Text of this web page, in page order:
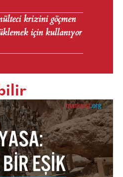
krizini göçmen
için kullanıyor